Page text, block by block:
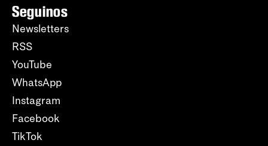
Seguinos
Newsletters
RSS
YouTube
WhatsApp
Instagram
Facebook
TikTok